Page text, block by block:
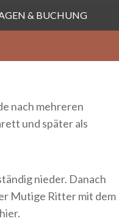
& BUCHUNG
nach mehreren
und später als
nieder. Danach
Mutige Ritter mit dem